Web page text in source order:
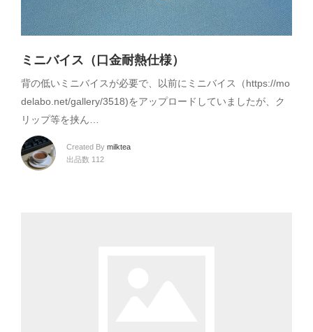
ミニバイス（口金耐熱仕様）
背の低いミニバイスが必要で、以前にミニバイス（https://mo
delabo.net/gallery/3518)をアップロードしていましたが、ク
リップ等を挟ん…
Created By milktea
出品数 112